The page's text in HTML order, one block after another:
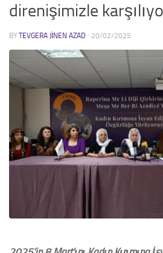
direnişimizle
BY TEVGERA JINEN AZAD · 20/02/2025